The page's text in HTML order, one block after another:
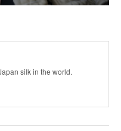
silk in the world.